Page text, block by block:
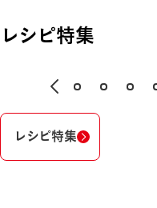
レシピ特集
レシピ特集